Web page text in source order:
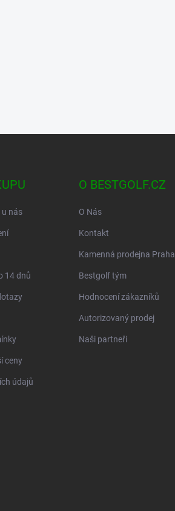
nás
14 dnů
ceny
údajů
O BESTGOLF.CZ
O Nás
Kontakt
Kamenná prodejna Praha
Bestgolf tým
Hodnocení zákazníků
Autorizovaný prodej
Naši partneři